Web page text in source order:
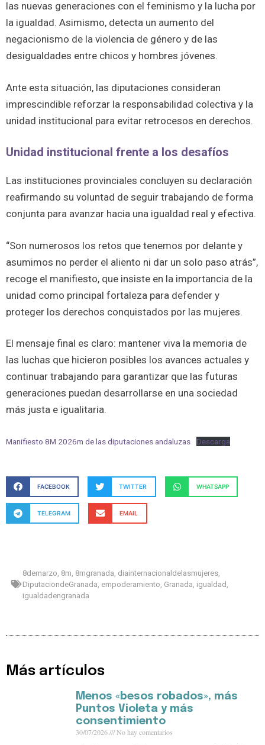
las nuevas generaciones con el feminismo y la lucha por
la igualdad. Asimismo, detecta un aumento del
negacionismo de la violencia de género y de las
desigualdades entre chicos y hombres jóvenes.
Ante esta situación, las diputaciones consideran
imprescindible reforzar la responsabilidad colectiva y la
unidad institucional para evitar retrocesos en derechos.
Unidad institucional frente a los desafíos
Las instituciones provinciales concluyen su declaración
reafirmando su voluntad de seguir trabajando de forma
conjunta para avanzar hacia una igualdad real y efectiva.
“Son numerosos los retos que tenemos por delante y
asumimos no perder el aliento ni dar un solo paso atrás”,
recoge el manifiesto, que insiste en la importancia de la
unidad como principal fortaleza para defender y
proteger los derechos conquistados por las mujeres.
El mensaje final es claro: mantener viva la memoria de
las luchas que hicieron posibles los avances actuales y
continuar trabajando para garantizar que las futuras
generaciones puedan desarrollarse en una sociedad
más justa e igualitaria.
Manifiesto 8M 2026m de las diputaciones andaluzas Descarga
FACEBOOK TWITTER WHATSAPP
TELEGRAM EMAIL
8demarzo 8m 8mgranada diainternacionaldelasmujeres,
DiputaciondeGranada empoderamiento Granada igualdad
igualdadengranada
Más artículos
Menos «besos robados», más
Puntos Violeta y más
consentimiento
30/07/2026
No hay comentarios